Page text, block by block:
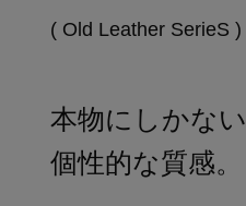
( Old Leather SerieS )
本物にしかない
個性的な質感。